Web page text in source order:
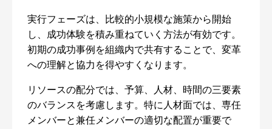
実行フェーズは、比較的小規模な施策から開始
し、成功体験を積み重ねていく方法が有効です。
初期の成功事例を組織内で共有することで、変革
への理解と協力を得やすくなります。
リソースの配分では、予算、人材、時間の三要素
のバランスを考慮します。特に人材面では、専任
メンバーと兼任メンバーの適切な配置が重要で